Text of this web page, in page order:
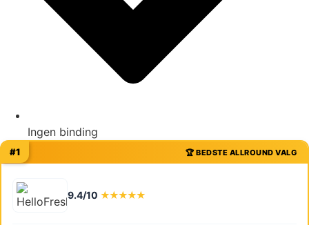
Ingen binding
🏆 BEDSTE ALLROUND VALG
#1
9.4/10 ★★★★★